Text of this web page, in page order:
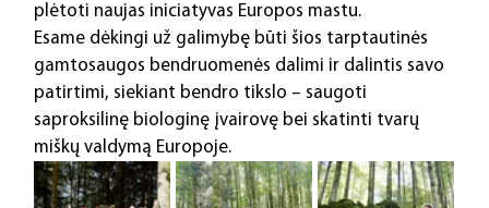
plėtoti naujas iniciatyvas Europos mastu.
Esame dėkingi už galimybę būti šios tarptautinės
gamtosaugos bendruomenės dalimi ir dalintis savo
patirtimi, siekiant bendro tikslo – saugoti
saproksilinę biologinę įvairovę bei skatinti tvarų
miškų valdymą Europoje.